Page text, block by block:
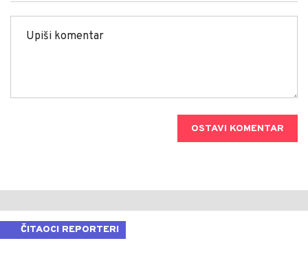
OSTAVI KOMENTAR
ČITAOCI REPORTERI